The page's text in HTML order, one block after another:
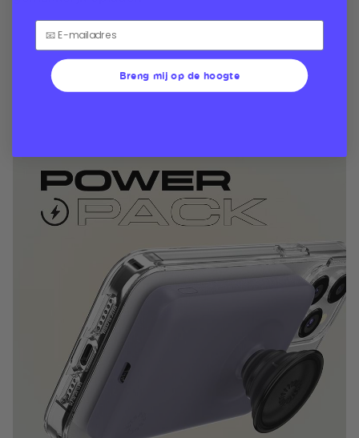
Breng mij op de hoogte